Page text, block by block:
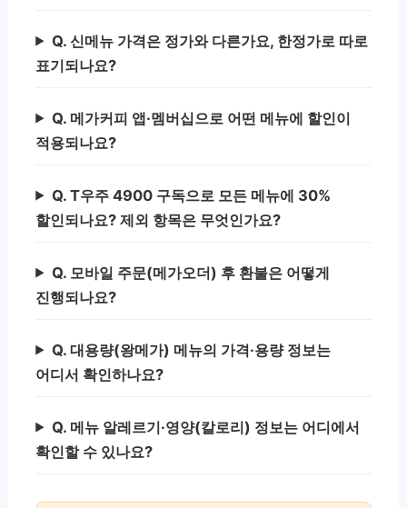
Q. 신메뉴 가격은 정가와 다른가요, 한정가로 따로
표기되나요?
Q. 메가커피 앱·멤버십으로 어떤 메뉴에 할인이
적용되나요?
Q. T우주 4900 구독으로 모든 메뉴에 30%
할인되나요? 제외 항목은 무엇인가요?
Q. 모바일 주문(메가오더) 후 환불은 어떻게
진행되나요?
Q. 대용량(왕메가) 메뉴의 가격·용량 정보는
어디서 확인하나요?
Q. 메뉴 알레르기·영양(칼로리) 정보는 어디에서
확인할 수 있나요?